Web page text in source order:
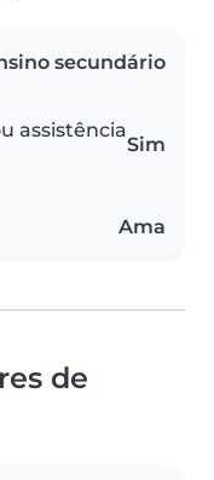
secundário
assistência
Sim
Ama
de